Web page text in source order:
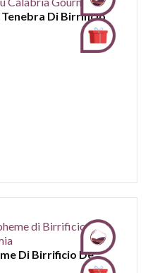
Di Birrificio
Di Birrificio De